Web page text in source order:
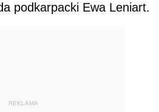
podkarpacki Ewa Leniart.
REKLAMA